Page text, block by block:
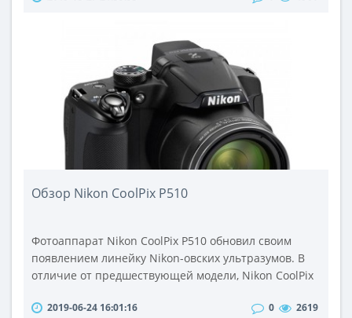
душевые кабины занимают минимум в 2 раза
меньше места по горизонтали ванной комнаты. Они
Обзор Nikon CoolPix P510
Фотоаппарат Nikon CoolPix P510 обновил своим
появлением линейку Nikon-овских ультразумов. В
отличие от предшествующей модели, Nikon CoolPix
P510 этот показатель достиг отметки 42 (24–1000
2019-06-24 16:01:16 0 2619